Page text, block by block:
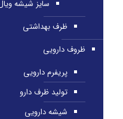
سایز شیشه
ظرف بهداشتی
ظروف دارویی
پریفرم دارویی
تولید ظرف دارو
شیشه دارویی